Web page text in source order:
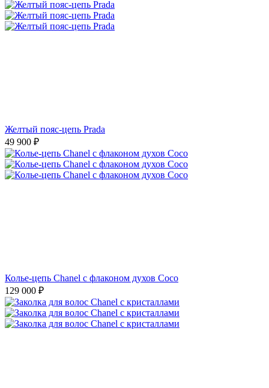
Желтый пояс-цепь Prada
49 900 ₽
Колье-цепь Chanel с флаконом духов Coco
129 000 ₽